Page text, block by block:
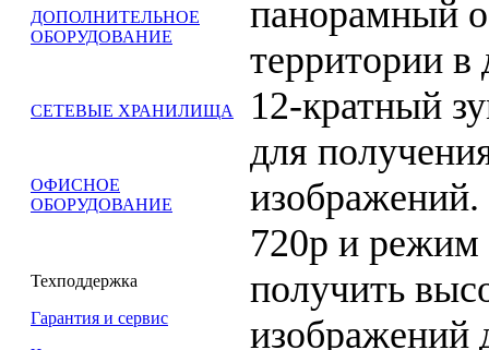
ДОПОЛНИТЕЛЬНОЕ
ОБОРУДОВАНИЕ
СЕТЕВЫЕ ХРАНИЛИЩА
ОФИСНОЕ
ОБОРУДОВАНИЕ
Техподдержка
Гарантия и сервис
панорамный
территории в
12-кратный
для
720p и режим
получить
изображений